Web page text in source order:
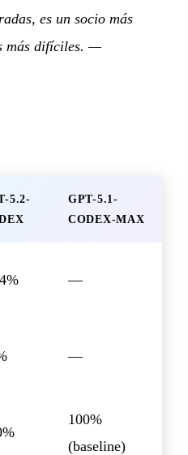
es un socio más
más difíciles. —
5.2-
GPT-5.1-
CODEX-MAX
—
—
100%
(baseline)